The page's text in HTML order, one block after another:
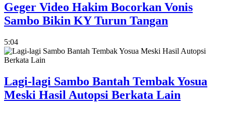
Geger Video Hakim Bocorkan Vonis
Sambo Bikin KY Turun Tangan
5:04
Lagi-lagi Sambo Bantah Tembak Yosua
Meski Hasil Autopsi Berkata Lain